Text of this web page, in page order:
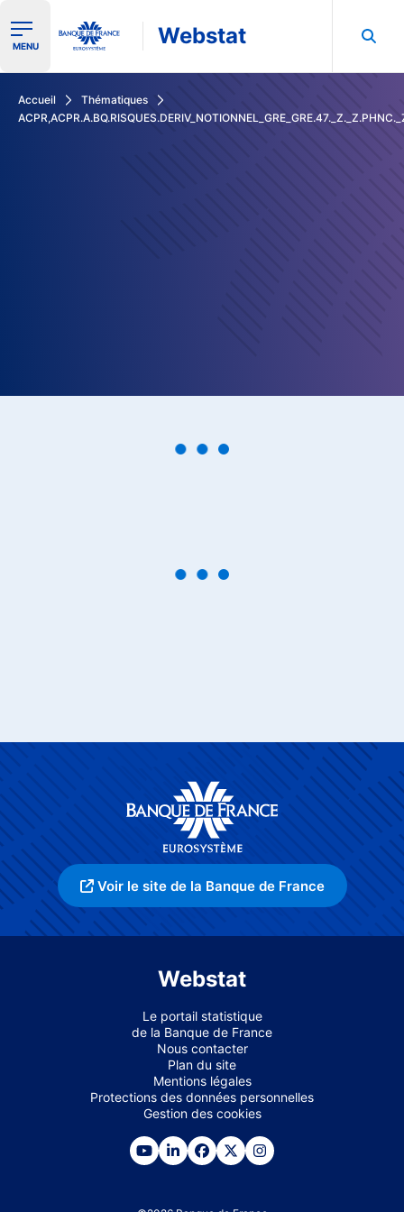
Ouvrir le menu de navigation
MENU Webstat
Accueil
Thématiques
Voir le site de la Banque de France
Webstat
Le portail statistique
de la Banque de France
Nous contacter
Plan du site
Mentions légales
Protections des données personnelles
Gestion des cookies